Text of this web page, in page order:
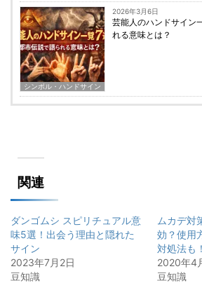
シンボル・ハンドサイン
2026年3月6日
芸能人のハンドサイン
れる意味とは？
関連
ダンゴムシ スピリチュアル意
味5選！出会う理由と隠れた
サイン
2023年7月2日
豆知識
ムカデ対
効？使用
対処法も！
2020年4
豆知識